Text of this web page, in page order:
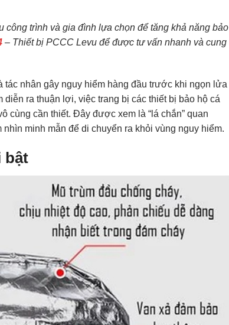
trình và gia đình lựa chọn để tăng khả năng bảo
– Thiết bị PCCC Levu để được tư vấn nhanh và cung
nhân gây nguy hiểm hàng đầu trước khi ngọn lửa
ra thuận lợi, việc trang bị các thiết bị bảo hộ cá
cùng cần thiết. Đây được xem là “lá chắn” quan
minh mẫn để di chuyển ra khỏi vùng nguy hiểm.
bật